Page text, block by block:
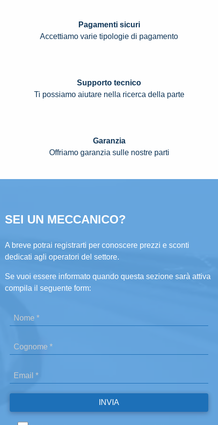
Pagamenti sicuri
Accettiamo varie tipologie di pagamento
Supporto tecnico
Ti possiamo aiutare nella ricerca della parte
Garanzia
Offriamo garanzia sulle nostre parti
SEI UN MECCANICO?
A breve potrai registrarti per conoscere prezzi e sconti
dedicati agli operatori del settore.
Se vuoi essere informato quando questa sezione sarà attiva
compila il seguente form: